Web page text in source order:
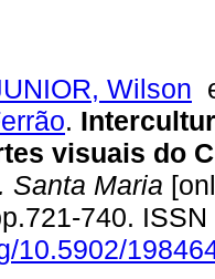
Wilson
.
visuais do
Santa Maria
740.
10.5902/